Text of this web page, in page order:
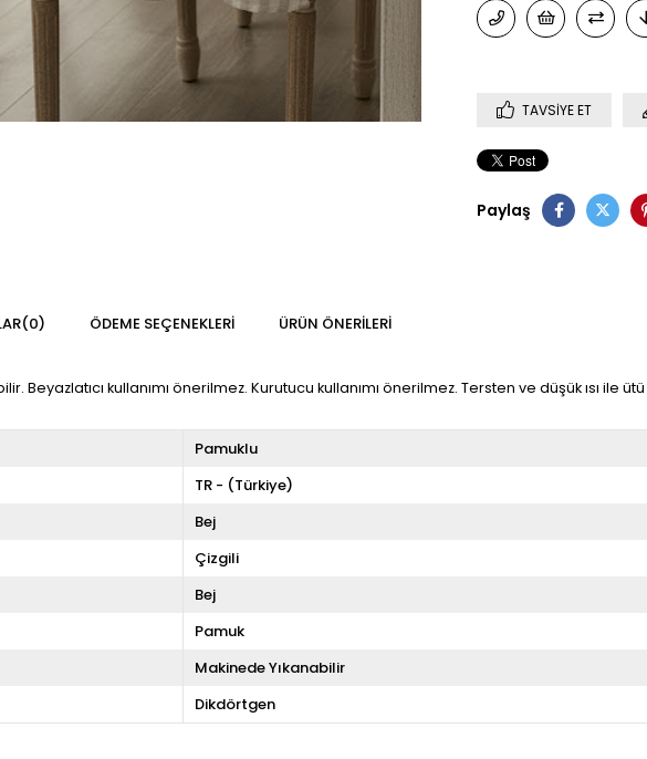
TAVSIYE ET
Paylaş
(0) ÖDEME SEÇENEKLERI ÜRÜN ÖNERILERI
Beyazlatıcı kullanımı önerilmez. Kurutucu kullanımı önerilmez. Tersten ve düşük ısı ile
Pamuklu
TR - (Türkiye)
Bej
Çizgili
Bej
Pamuk
Makinede Yıkanabilir
Dikdörtgen